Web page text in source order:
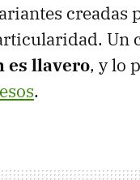
creadas
Un
es llavero, y lo
.